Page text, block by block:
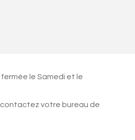
le Samedi et le
contactez votre bureau de